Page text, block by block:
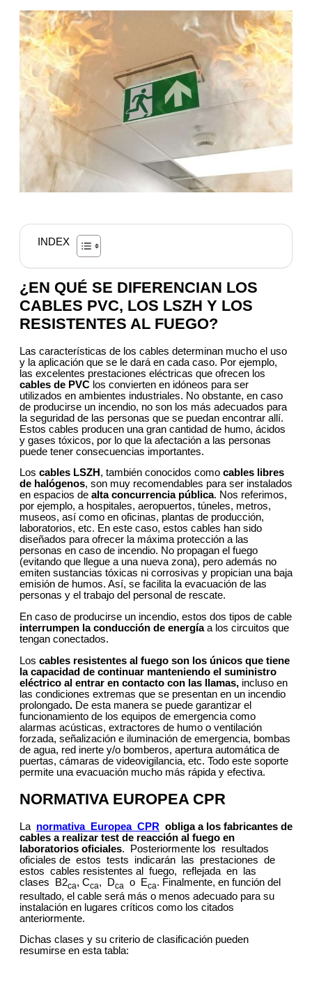
INDEX
¿EN QUÉ SE DIFERENCIAN LOS
CABLES PVC, LOS LSZH Y LOS
RESISTENTES AL FUEGO?
Las características de los cables determinan mucho el uso
y la aplicación que se le dará en cada caso. Por ejemplo,
las excelentes prestaciones eléctricas que ofrecen los
cables de PVC los convierten en idóneos para ser
utilizados en ambientes industriales. No obstante, en caso
de producirse un incendio, no son los más adecuados para
la seguridad de las personas que se puedan encontrar allí.
Estos cables producen una gran cantidad de humo, ácidos
y gases tóxicos, por lo que la afectación a las personas
puede tener consecuencias importantes.
Los cables LSZH , también conocidos como cables libres
de halógenos, son muy recomendables para ser instalados
en espacios de alta concurrencia pública. Nos referimos,
por ejemplo, a hospitales, aeropuertos, túneles, metros,
museos, así como en oficinas, plantas de producción,
laboratorios, etc. En este caso, estos cables han sido
diseñados para ofrecer la máxima protección a las
personas en caso de incendio. No propagan el fuego
(evitando que llegue a una nueva zona), pero además no
emiten sustancias tóxicas ni corrosivas y propician una baja
emisión de humos. Así, se facilita la evacuación de las
personas y el trabajo del personal de rescate.
En caso de producirse un incendio, estos dos tipos de cable
interrumpen la conducción de energíaa los circuitos que
tengan conectados.
Los cables resistentes al fuego son los únicos que tiene
la capacidad de continuar manteniendo el suministro
eléctrico al entrar en contacto con las llamas, incluso en
las condiciones extremas que se presentan en un incendio
prolongado. De esta manera se puede garantizar el
funcionamiento de los equipos de emergencia como
alarmas acústicas, extractores de humo o ventilación
forzada, señalización e iluminación de emergencia, bombas
de agua, red inerte y/o bomberos, apertura automática de
puertas, cámaras de videovigilancia, etc. Todo este soporte
permite una evacuación mucho más rápida y efectiva.
NORMATIVA EUROPEA CPR
La normativa Europea CPR obliga a los fabricantes de
cables a realizar test de reacción al fuego en
laboratorios oficiales. Posteriormente los resultados
oficiales de estos tests indicarán las prestaciones de
estos cables resistentes al fuego, reflejada en las
clases B2ca, Cca, Dca o Eca. Finalmente, en función del
resultado, el cable será más o menos adecuado para su
instalación en lugares críticos como los citados
anteriormente.
Dichas clases y su criterio de clasificación pueden
resumirse en esta tabla: